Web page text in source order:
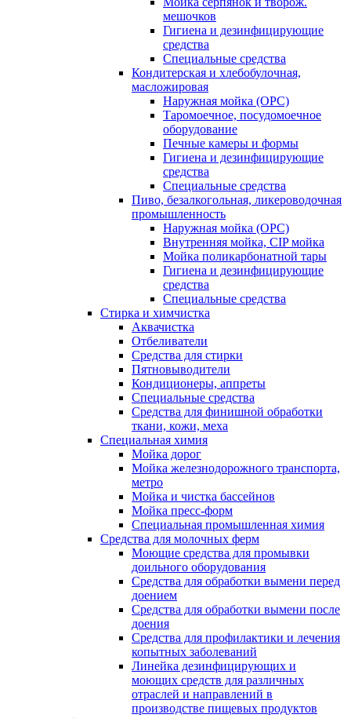
мешочков
Гигиена и дезинфицирующие
средства
Специальные средства
Кондитерская и хлебобулочная,
масложировая
Наружная мойка (ОРС)
Таромоечное, посудомоечное
оборудование
Печные камеры и формы
Гигиена и дезинфицирующие
средства
Специальные средства
Пиво, безалкогольная, ликероводочная
промышленность
Наружная мойка (ОРС)
Внутренняя мойка, CIP мойка
Мойка поликарбонатной тары
Гигиена и дезинфицирующие
средства
Специальные средства
Стирка и химчистка
Аквачистка
Отбеливатели
Средства для стирки
Пятновыводители
Кондиционеры, аппреты
Специальные средства
Средства для финишной обработки
ткани, кожи, меха
Специальная химия
Мойка дорог
Мойка железнодорожного транспорта,
метро
Мойка и чистка бассейнов
Мойка пресс-форм
Специальная промышленная химия
Средства для молочных ферм
Моющие средства для промывки
доильного оборудования
Средства для обработки вымени перед
доением
Средства для обработки вымени после
доения
Средства для профилактики и лечения
копытных заболеваний
Линейка дезинфицирующих и
моющих средств для различных
отраслей и направлений в
производстве пищевых продуктов